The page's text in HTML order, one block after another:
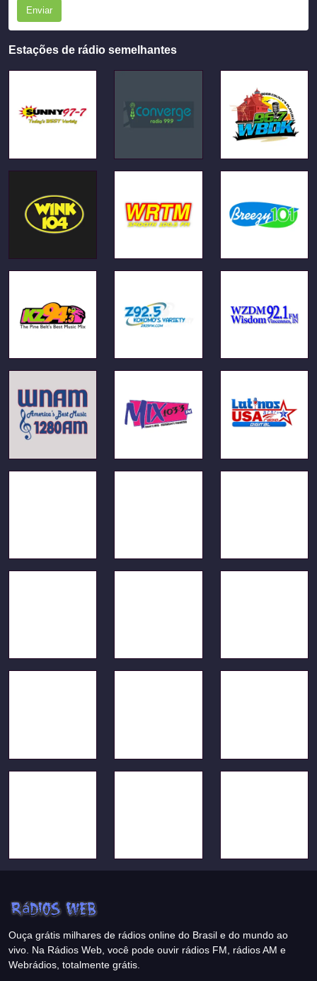
Enviar
Estações de rádio semelhantes
Ouça grátis milhares de rádios online do Brasil e do mundo ao
vivo. Na Rádios Web, você pode ouvir rádios FM, rádios AM e
Webrádios, totalmente grátis.